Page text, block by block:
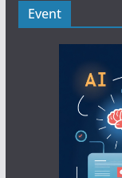
Event